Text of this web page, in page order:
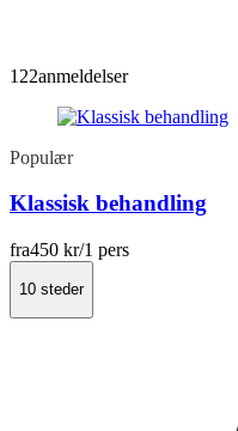
122anmeldelser
Populær
Klassisk behandling
fra450 kr/1 pers
10 steder